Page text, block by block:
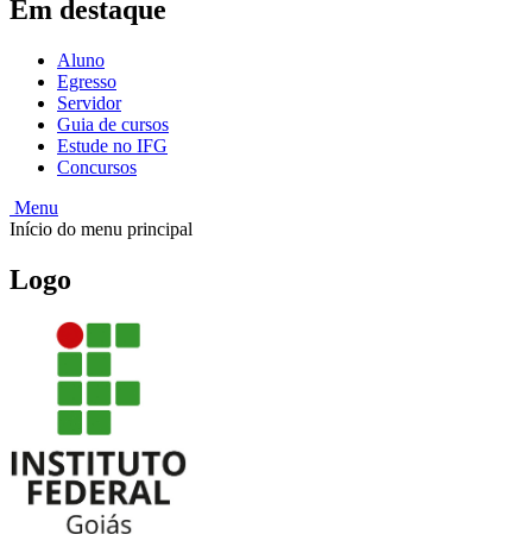
Em destaque
Aluno
Egresso
Servidor
Guia de cursos
Estude no IFG
Concursos
Menu
Início do menu principal
Logo